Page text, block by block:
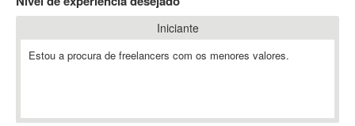
802.11
A-GPS
Iniciante
Estou a procura de freelancers com os menores valores.